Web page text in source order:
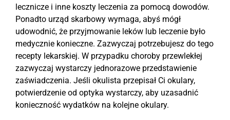
lecznicze i inne koszty leczenia za pomocą dowodów.
Ponadto urząd skarbowy wymaga, abyś mógł
udowodnić, że przyjmowanie leków lub leczenie było
medycznie konieczne. Zazwyczaj potrzebujesz do tego
recepty lekarskiej. W przypadku choroby przewlekłej
zazwyczaj wystarczy jednorazowe przedstawienie
zaświadczenia. Jeśli okulista przepisał Ci okulary,
potwierdzenie od optyka wystarczy, aby uzasadnić
konieczność wydatków na kolejne okulary.